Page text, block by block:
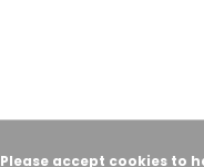
Please accept cookies to